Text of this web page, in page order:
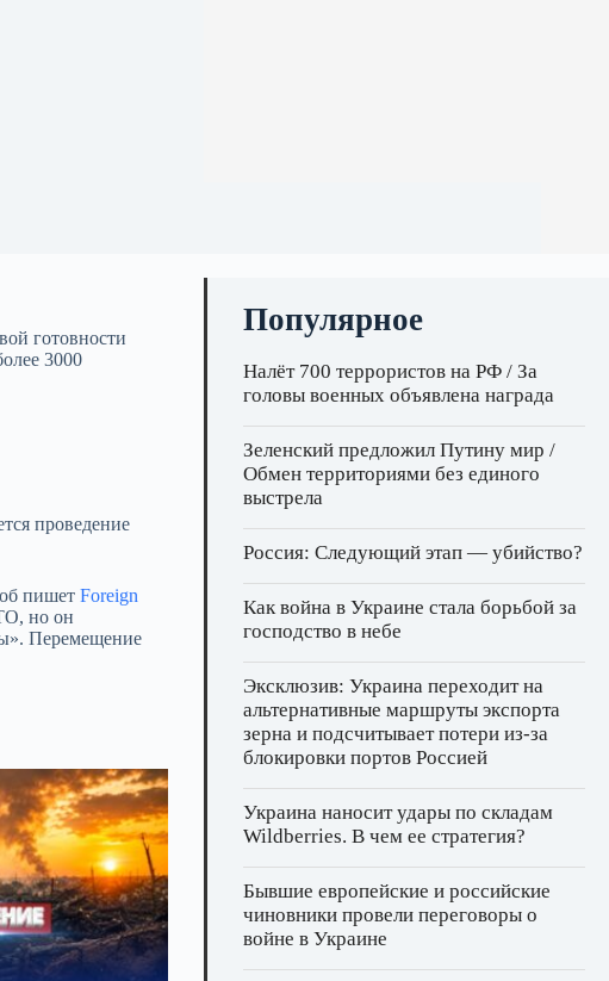
готовности
3000
проведение
пишет Foreign
но он
Перемещение
Популярное
Налёт 700 террористов на РФ / За
головы военных объявлена награда
Зеленский предложил Путину мир /
Обмен территориями без единого
выстрела
Россия: Следующий этап — убийство?
Как война в Украине стала борьбой за
господство в небе
Эксклюзив: Украина переходит на
альтернативные маршруты экспорта
зерна и подсчитывает потери из‑за
блокировки портов Россией
Украина наносит удары по складам
Wildberries. В чем ее стратегия?
Бывшие европейские и российские
чиновники провели переговоры о
войне в Украине